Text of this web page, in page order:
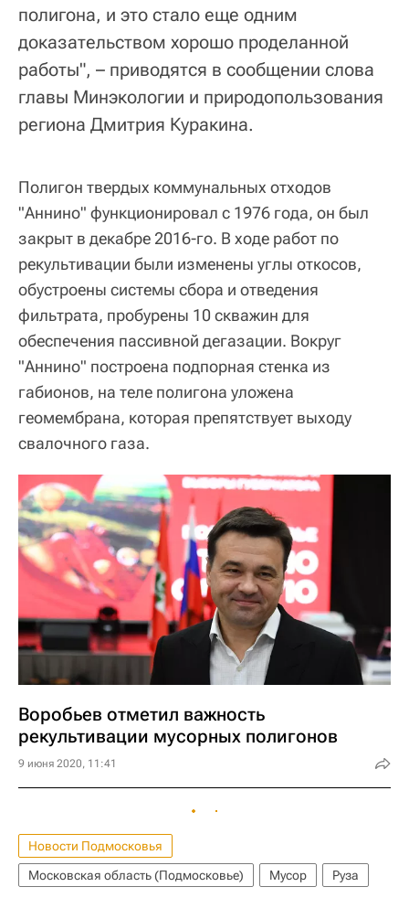
полигона, и это стало еще одним
доказательством хорошо проделанной
работы", – приводятся в сообщении слова
главы Минэкологии и природопользования
региона Дмитрия Куракина.
Полигон твердых коммунальных отходов
"Аннино" функционировал с 1976 года, он был
закрыт в декабре 2016-го. В ходе работ по
рекультивации были изменены углы откосов,
обустроены системы сбора и отведения
фильтрата, пробурены 10 скважин для
обеспечения пассивной дегазации. Вокруг
"Аннино" построена подпорная стенка из
габионов, на теле полигона уложена
геомембрана, которая препятствует выходу
свалочного газа.
Воробьев отметил важность
рекультивации мусорных полигонов
9 июня 2020, 11:41
Новости Подмосковья
Московская область (Подмосковье)
Мусор Руза